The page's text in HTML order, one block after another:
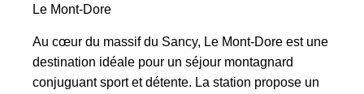
Le Mont-Dore
Au cœur du massif du Sancy, Le Mont-Dore est une
destination idéale pour un séjour montagnard
conjuguant sport et détente. La station propose un